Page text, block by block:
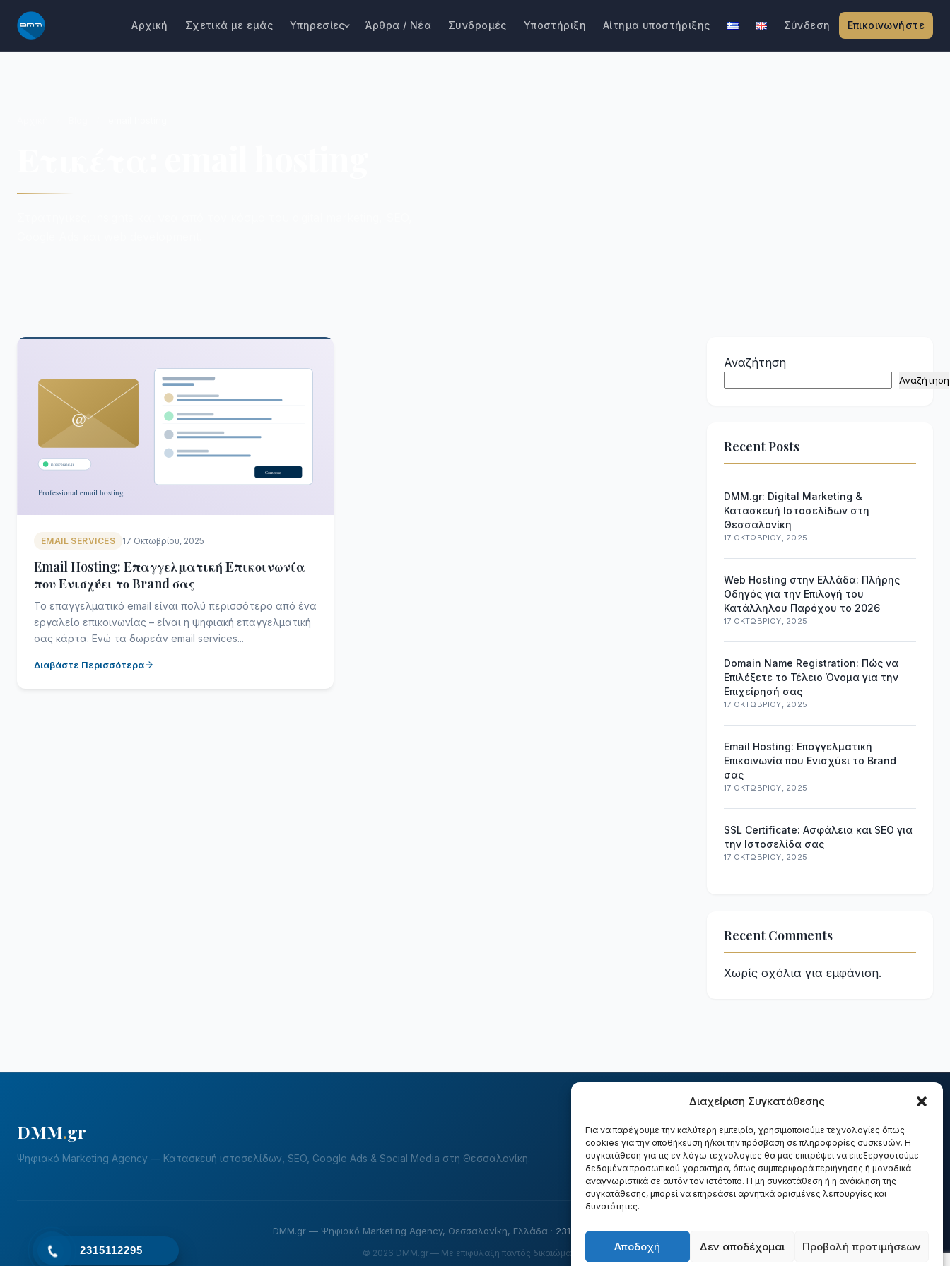
Διαχείριση Συγκατάθεσης
Για να παρέχουμε την καλύτερη εμπειρία, χρησιμοποιούμε τεχνολογίες όπως
cookies για την αποθήκευση ή/και την πρόσβαση σε πληροφορίες συσκευών. Η
συγκατάθεση για τις εν λόγω τεχνολογίες θα μας επιτρέψει να επεξεργαστούμε
δεδομένα προσωπικού χαρακτήρα, όπως συμπεριφορά περιήγησης ή μοναδικά
αναγνωριστικά σε αυτόν τον ιστότοπο. Η μη συγκατάθεση ή η ανάκληση της
συγκατάθεσης, μπορεί να επηρεάσει αρνητικά ορισμένες λειτουργίες και
δυνατότητες.
Αποδοχή Δεν αποδέχομαι Προβολή προτιμήσεων
Μετάβαση
στο
περιεχόμενο
Αρχική Σχετικά με εμάς Υπηρεσίες Άρθρα / Νέα Συνδρομές Υποστήριξη Αίτημα υποστήριξης Σύνδεση Επικοινωνήστε
EMAIL SERVICES 17 Οκτωβρίου, 2025
Email Hosting: Επαγγελματική Επικοινωνία
που Ενισχύει το Brand σας
Το επαγγελματικό email είναι πολύ περισσότερο από ένα
εργαλείο επικοινωνίας – είναι η ψηφιακή επαγγελματική
σας κάρτα. Ενώ τα δωρεάν email services...
Διαβάστε Περισσότερα
Αναζήτηση
Αναζήτηση
Recent Posts
DMM.gr: Digital Marketing &
Κατασκευή Ιστοσελίδων στη
Θεσσαλονίκη
17 ΟΚΤΩΒΡΊΟΥ, 2025
Web Hosting στην Ελλάδα: Πλήρης
Οδηγός για την Επιλογή του
Κατάλληλου Παρόχου το 2026
17 ΟΚΤΩΒΡΊΟΥ, 2025
Domain Name Registration: Πώς να
Επιλέξετε το Τέλειο Όνομα για την
Επιχείρησή σας
17 ΟΚΤΩΒΡΊΟΥ, 2025
Email Hosting: Επαγγελματική
Επικοινωνία που Ενισχύει το Brand
σας
17 ΟΚΤΩΒΡΊΟΥ, 2025
SSL Certificate: Ασφάλεια και SEO για
την Ιστοσελίδα σας
17 ΟΚΤΩΒΡΊΟΥ, 2025
Recent Comments
Χωρίς σχόλια για εμφάνιση.
DMM.gr
Ψηφιακό Marketing Agency — Κατασκευή ιστοσελίδων, SEO, Google Ads & Social Media στη Θεσσαλονίκη.
ΥπηρεσίεςΈργαΔιαδικασίαΕπικοινωνία
DMM.gr — Ψηφιακό Marketing Agency, Θεσσαλονίκη, Ελλάδα · 231 511 2295·info@dmm.gr
© 2026 DMM.gr — Με επιφύλαξη παντός δικαιώματος.
2315112295